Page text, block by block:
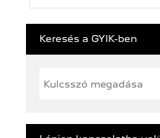
Keresés a GYIK-ben